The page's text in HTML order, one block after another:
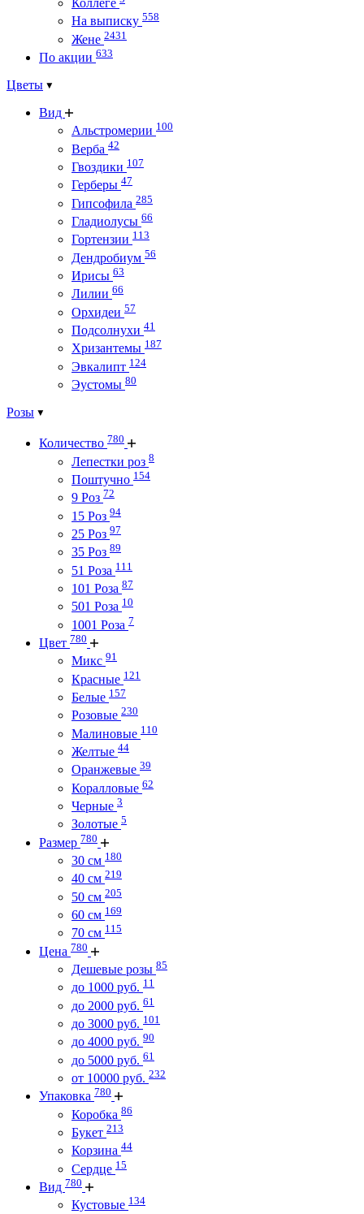
Коллеге
На выписку 558
Жене 2431
По акции 633
Цветы
Вид
Альстромерии 100
Верба 42
Гвоздики 107
Герберы 47
Гипсофила 285
Гладиолусы 66
Гортензии 113
Дендробиум 56
Ирисы 63
Лилии 66
Орхидеи 57
Подсолнухи 41
Хризантемы 187
Эвкалипт 124
Эустомы 80
Розы
Количество 780
Лепестки роз 8
Поштучно 154
9 Роз 72
15 Роз 94
25 Роз 97
35 Роз 89
51 Роза 111
101 Роза 87
501 Роза 10
1001 Роза 7
Цвет 780
Микс 91
Красные 121
Белые 157
Розовые 230
Малиновые 110
Желтые 44
Оранжевые 39
Коралловые 62
Черные 3
Золотые 5
Размер 780
30 см 180
40 см 219
50 см 205
60 см 169
70 см 115
Цена 780
Дешевые розы 85
до 1000 руб. 11
до 2000 руб. 61
до 3000 руб. 101
до 4000 руб. 90
до 5000 руб. 61
от 10000 руб. 232
Упаковка 780
Коробка 86
Букет 213
Корзина 44
Сердце 15
Вид 780
Кустовые 134